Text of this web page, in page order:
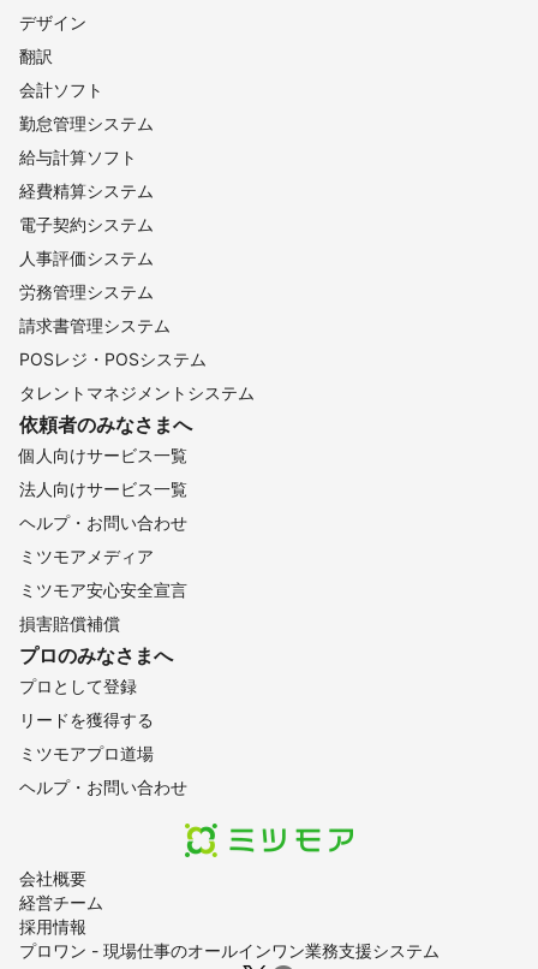
会社概要
経営チーム
採用情報
プロワン - 現場仕事のオールインワン業務支援システム
デザイン
翻訳
会計ソフト
勤怠管理システム
給与計算ソフト
経費精算システム
電子契約システム
人事評価システム
労務管理システム
請求書管理システム
POSレジ・POSシステム
タレントマネジメントシステム
依頼者のみなさまへ
個人向けサービス一覧
法人向けサービス一覧
ヘルプ・お問い合わせ
ミツモアメディア
ミツモア安心安全宣言
損害賠償補償
プロのみなさまへ
プロとして登録
リードを獲得する
ミツモアプロ道場
ヘルプ・お問い合わせ